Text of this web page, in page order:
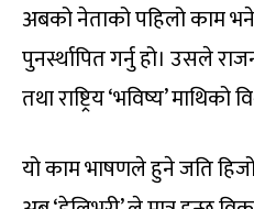
अबको नेताको पहिलो काम
पुनर्स्थापित गर्नु हो। उसले
तथा राष्ट्रिय ‘भविष्य’
यो काम भाषणले हुने जति